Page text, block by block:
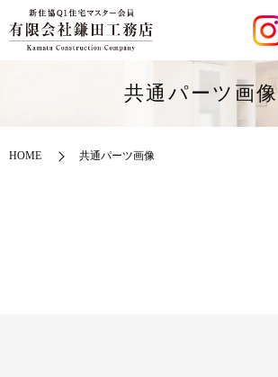
共通パーツ画像
HOME 共通パーツ画像